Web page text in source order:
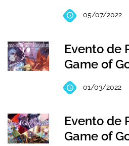
05/07/2022
Evento de
Game of
01/03/2022
Evento de
Game of